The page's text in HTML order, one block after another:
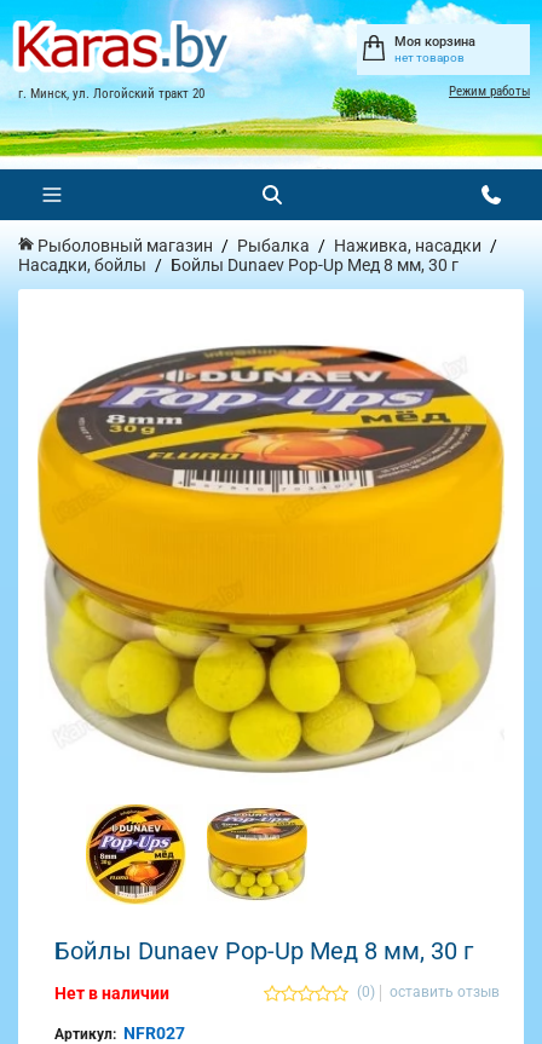
г. Минск, ул. Логойский тракт 20
Моя корзина
нет товаров
Режим работы
Рыболовный магазин Рыбалка
Наживка, насадки
Насадки, бойлы
Бойлы Dunaev Pop-Up Мед 8 мм, 30 г
Бойлы Dunaev Pop-Up Мед 8 мм, 30 г
Нет в наличии (0) оставить отзыв
Артикул: NFR027